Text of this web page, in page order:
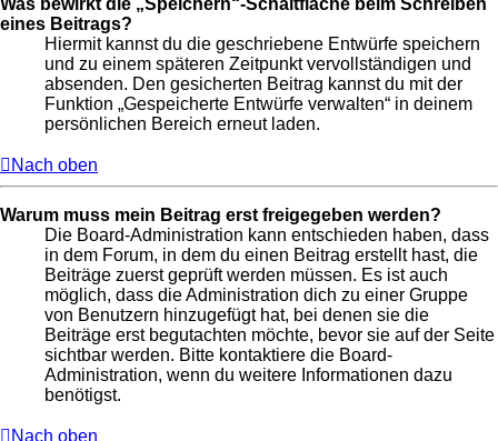
Was bewirkt die „Speichern“-Schaltfläche beim Schreiben
eines Beitrags?
Hiermit kannst du die geschriebene Entwürfe speichern
und zu einem späteren Zeitpunkt vervollständigen und
absenden. Den gesicherten Beitrag kannst du mit der
Funktion „Gespeicherte Entwürfe verwalten“ in deinem
persönlichen Bereich erneut laden.
Nach oben
Warum muss mein Beitrag erst freigegeben werden?
Die Board-Administration kann entschieden haben, dass
in dem Forum, in dem du einen Beitrag erstellt hast, die
Beiträge zuerst geprüft werden müssen. Es ist auch
möglich, dass die Administration dich zu einer Gruppe
von Benutzern hinzugefügt hat, bei denen sie die
Beiträge erst begutachten möchte, bevor sie auf der Seite
sichtbar werden. Bitte kontaktiere die Board-
Administration, wenn du weitere Informationen dazu
benötigst.
Nach oben